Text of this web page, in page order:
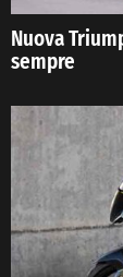
Nuova
sempre